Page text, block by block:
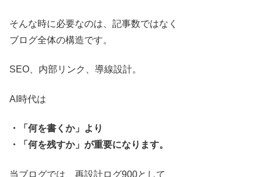
そんな時に必要なのは、記事数ではなく
ブログ全体の構造です。
SEO、内部リンク、導線設計。
AI時代は
・「何を書くか」より
・「何を残すか」が重要になります。
当ブログでは、再設計ログ900として